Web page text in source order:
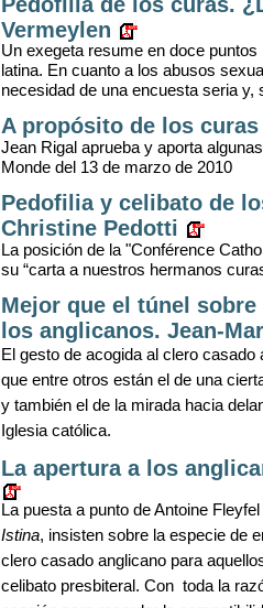
Vermeylen
Un exegeta resume en doce
latina. En cuanto a los abusos
necesidad de una encuesta seria y,
A propósito de los
Jean Rigal aprueba y aporta
Monde del 13 de marzo de 2010
Pedofilia y celibato de
Christine Pedotti
La posición de la "Conférence
su “carta a nuestros hermanos
Mejor que el túnel
los anglicanos. Jean-
El gesto de acogida al clero
que entre otros están el de una
y también el de la mirada hacia
Iglesia católica.
La apertura a los
La puesta a punto de Antoine
Istina, insisten sobre la especie de
clero casado anglicano para
celibato presbiteral. Con toda la